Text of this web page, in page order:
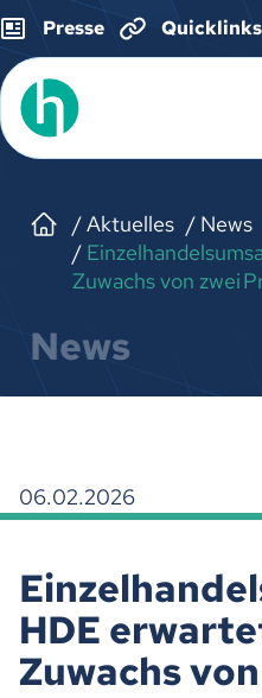
Presse Quicklinks
Aktuelles
News
Zuwachs von zwei
News
06.02.2026
HDE
Zuwachs